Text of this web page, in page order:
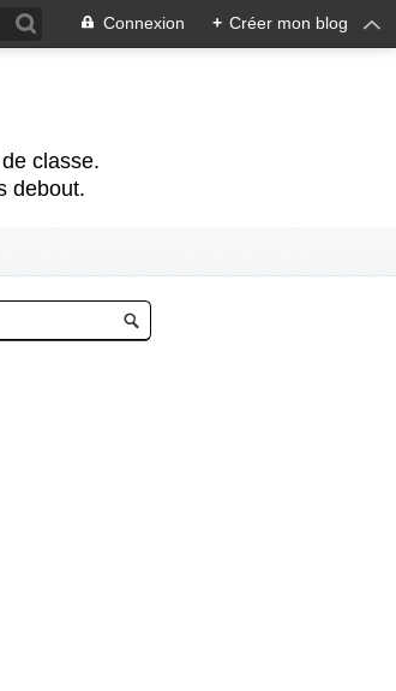
Connexion + Créer mon blog
classe.
debout.